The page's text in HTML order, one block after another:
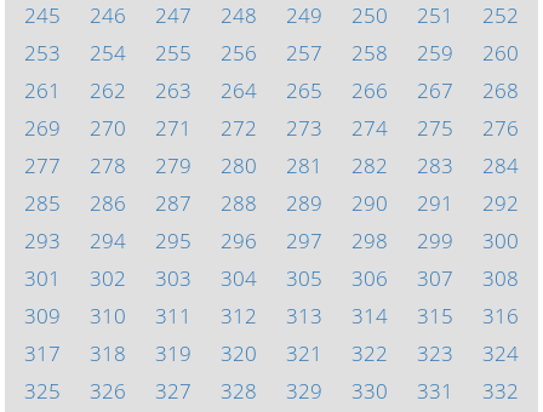
245
246 247 248 249 250 251
252
253
254 255 256 257 258 259
260
261
262 263 264 265 266 267
268
269
270 271 272 273 274 275
276
277
278 279 280 281 282 283
284
285
286 287 288 289 290 291
292
293
294 295 296 297 298 299
300
301
302 303 304 305 306 307
308
309
310 311 312 313 314 315
316
317
318 319 320 321 322 323
324
325
326 327 328 329 330 331
332